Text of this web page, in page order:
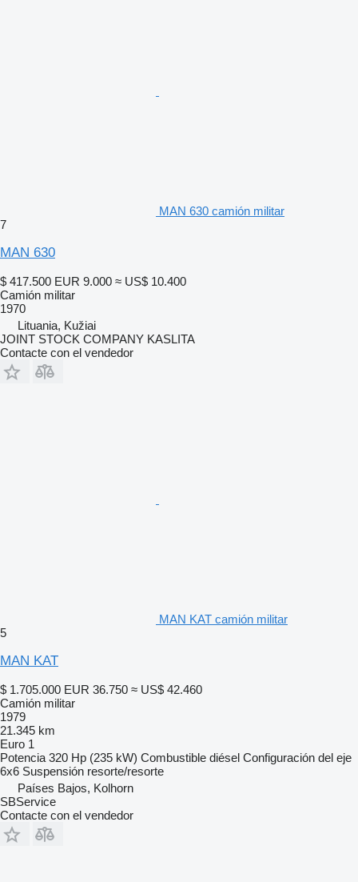
MAN 630 camión militar
7
MAN 630
$ 417.500 EUR 9.000 ≈ US$ 10.400
Camión militar
1970
Lituania, Kužiai
JOINT STOCK COMPANY KASLITA
Contacte con el vendedor
MAN KAT camión militar
5
MAN KAT
$ 1.705.000 EUR 36.750 ≈ US$ 42.460
Camión militar
1979
21.345 km
Euro 1
Potencia 320 Hp (235 kW) Combustible diésel Configuración del eje
6x6 Suspensión resorte/resorte
Países Bajos, Kolhorn
SBService
Contacte con el vendedor